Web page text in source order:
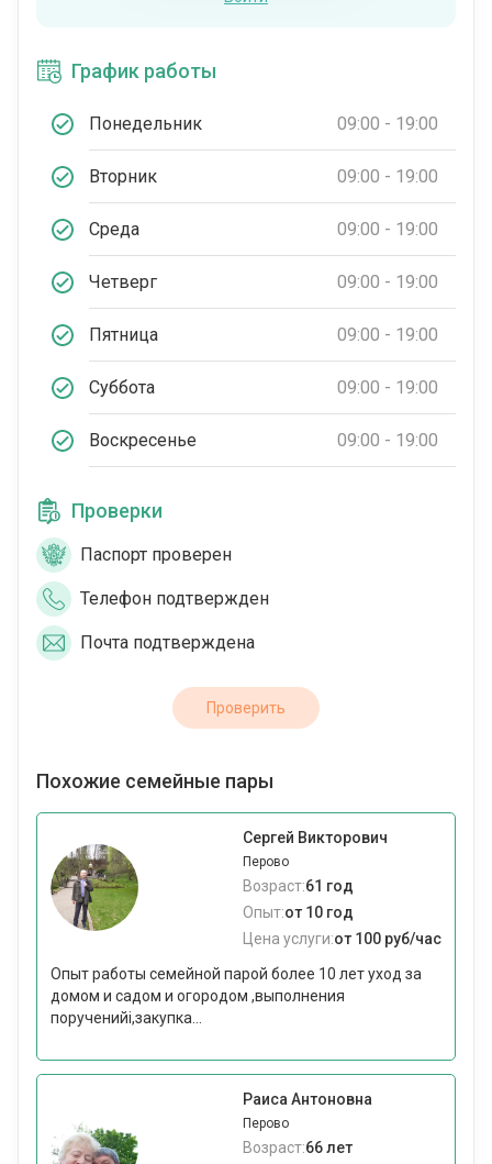
График работы
Понедельник 09:00 - 19:00
Вторник 09:00 - 19:00
Среда 09:00 - 19:00
Четверг 09:00 - 19:00
Пятница 09:00 - 19:00
Суббота 09:00 - 19:00
Воскресенье 09:00 - 19:00
Проверки
Паспорт проверен
Телефон подтвержден
Почта подтверждена
Проверить
Похожие семейные пары
Сергей Викторович
Перово
Возраст:61 год
Опыт:от 10 год
Цена услуги:от 100 руб/час
Опыт работы семейной парой более 10 лет уход за
домом и садом и огородом ,выполнения
порученийi,закупка...
Раиса Антоновна
Перово
Возраст:66 лет